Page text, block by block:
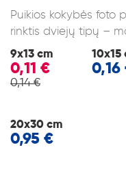
Puikios kokybės foto
rinktis dviejų tipų –
9x13 cm
0,11 €
0,14 €
10x15
0,16
20x30 cm
0,95 €